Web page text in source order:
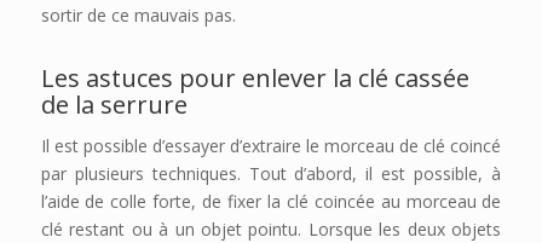
sortir de ce mauvais pas.
Les astuces pour enlever la clé cassée
de la serrure
Il est possible d’essayer d’extraire le morceau de clé coincé
par plusieurs techniques. Tout d’abord, il est possible, à
l’aide de colle forte, de fixer la clé coincée au morceau de
clé restant ou à un objet pointu. Lorsque les deux objets